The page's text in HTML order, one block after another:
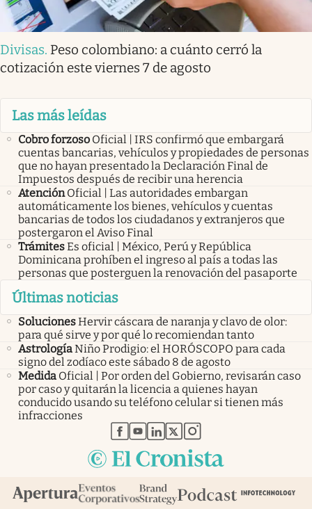
Divisas. Peso colombiano: a cuánto cerró la
cotización este viernes 7 de agosto
Las más leídas
Cobro forzoso Oficial | IRS confirmó que embargará
cuentas bancarias, vehículos y propiedades de personas
que no hayan presentado la Declaración Final de
Impuestos después de recibir una herencia
Atención Oficial | Las autoridades embargan
automáticamente los bienes, vehículos y cuentas
bancarias de todos los ciudadanos y extranjeros que
postergaron el Aviso Final
TrámitesEs oficial | México, Perú y República
Dominicana prohíben el ingreso al país a todas las
personas que posterguen la renovación del pasaporte
Últimas noticias
SolucionesHervir cáscara de naranja y clavo de olor:
para qué sirve y por qué lo recomiendan tanto
AstrologíaNiño Prodigio: el HORÓSCOPO para cada
signo del zodíaco este sábado 8 de agosto
Medida Oficial | Por orden del Gobierno, revisarán caso
por caso y quitarán la licencia a quienes hayan
conducido usando su teléfono celular si tienen más
infracciones
abre en nueva pestaña
abre en nueva pestaña
abre en nueva pestaña
abre en nueva pestaña
abre en nueva pestaña